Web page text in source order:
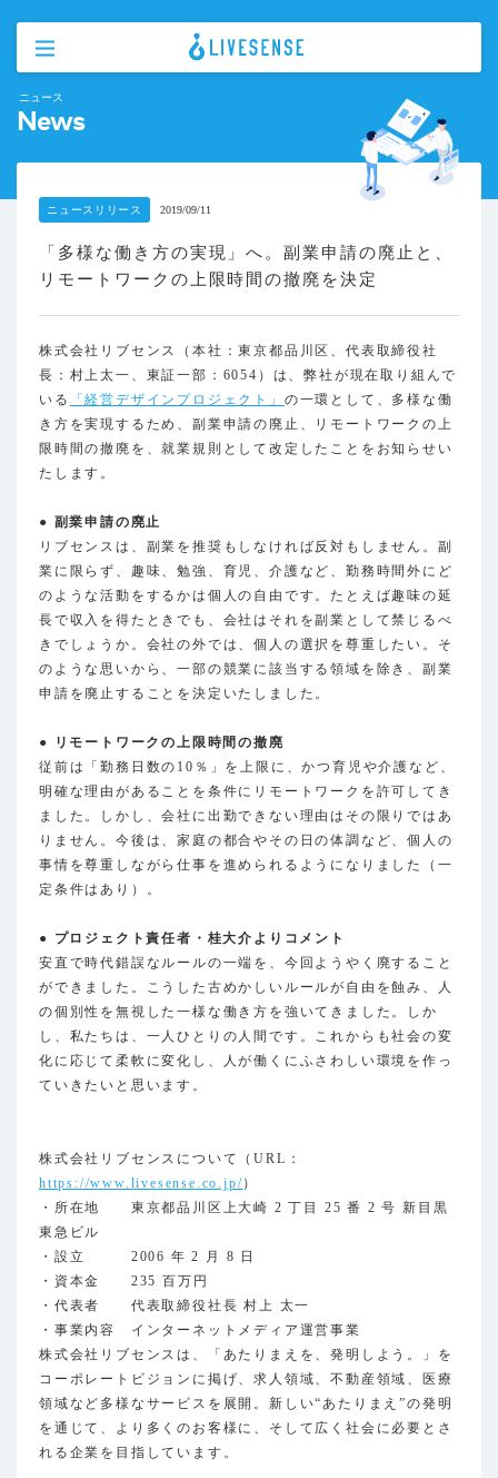
ニュース
News
ニュースリリース 2019/09/11
「多様な働き方の実現」へ。副業申請の廃止と、
リモートワークの上限時間の撤廃を決定
株式会社リブセンス（本社：東京都品川区、代表取締役社
長：村上太一、東証一部：6054）は、弊社が現在取り組んで
いる
「経営デザインプロジェクト」 の一環として、多様な働
き方を実現するため、副業申請の廃止、リモートワークの上
限時間の撤廃を、就業規則として改定したことをお知らせい
たします。
● 副業申請の廃止
リブセンスは、副業を推奨もしなければ反対もしません。副
業に限らず、趣味、勉強、育児、介護など、勤務時間外にど
のような活動をするかは個人の自由です。たとえば趣味の延
長で収入を得たときでも、会社はそれを副業として禁じるべ
きでしょうか。会社の外では、個人の選択を尊重したい。そ
のような思いから、一部の競業に該当する領域を除き、副業
申請を廃止することを決定いたしました。
● リモートワークの上限時間の撤廃
従前は「勤務日数の10％」を上限に、かつ育児や介護など、
明確な理由があることを条件にリモートワークを許可してき
ました。しかし、会社に出勤できない理由はその限りではあ
りません。今後は、家庭の都合やその日の体調など、個人の
事情を尊重しながら仕事を進められるようになりました（一
定条件はあり）。
● プロジェクト責任者・桂大介よりコメント
安直で時代錯誤なルールの一端を、今回ようやく廃すること
ができました。こうした古めかしいルールが自由を蝕み、人
の個別性を無視した一様な働き方を強いてきました。しか
し、私たちは、一人ひとりの人間です。これからも社会の変
化に応じて柔軟に変化し、人が働くにふさわしい環境を作っ
ていきたいと思います。
株式会社リブセンスについて（URL：
https://www.livesense.co.jp/）
・所在地 東京都品川区上大崎 2 丁目 25 番 2 号 新目黒
東急ビル
・設立 2006 年 2 月 8 日
・資本金 235 百万円
・代表者 代表取締役社長 村上 太一
・事業内容 インターネットメディア運営事業
株式会社リブセンスは、「あたりまえを、発明しよう。」を
コーポレートビジョンに掲げ、求人領域、不動産領域、医療
領域など多様なサービスを展開。新しい“あたりまえ”の発明
を通じて、より多くのお客様に、そして広く社会に必要とさ
れる企業を目指しています。